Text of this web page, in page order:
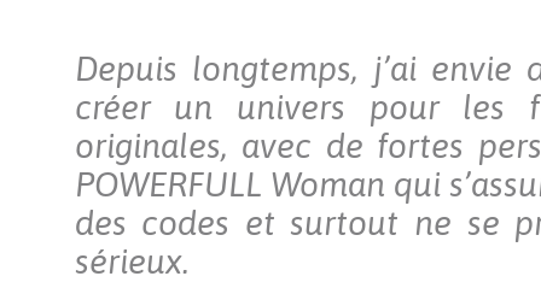
Depuis longtemps, j’ai envie
créer un univers pour les
originales, avec de fortes
POWERFULL Woman qui
des codes et surtout ne se
sérieux.